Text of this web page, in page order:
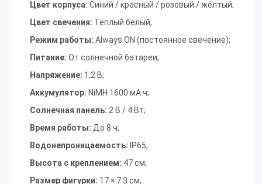
Цвет корпуса: Синий / красный / розовый / жёлтый;
Цвет свечения: Тёплый белый;
Режим работы: Always ON (постоянное свечение);
Питание: От солнечной батареи;
Напряжение: 1,2 В;
Аккумулятор: NiMH 1600 мА·ч;
Солнечная панель: 2 В / 4 Вт;
Время работы: До 8 ч;
Водонепроницаемость: IP65;
Высота с креплением: 47 см;
Размер фигурки: 17 × 7.3 см;